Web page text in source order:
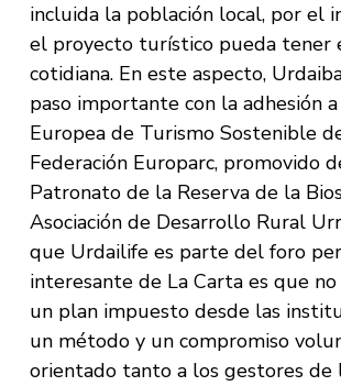
incluida la población local, por el
el proyecto turístico pueda tener
cotidiana. En este aspecto,
paso importante con la adhesión
Europea de Turismo Sostenible
Federación Europarc, promovido
Patronato de la Reserva de la
Asociación de Desarrollo Rural
que Urdailife es parte del foro
interesante de La Carta es que
un plan impuesto desde las
un método y un compromiso
orientado tanto a los gestores de